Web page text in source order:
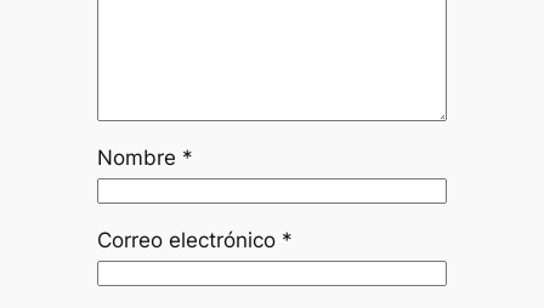
Nombre *
Correo electrónico *